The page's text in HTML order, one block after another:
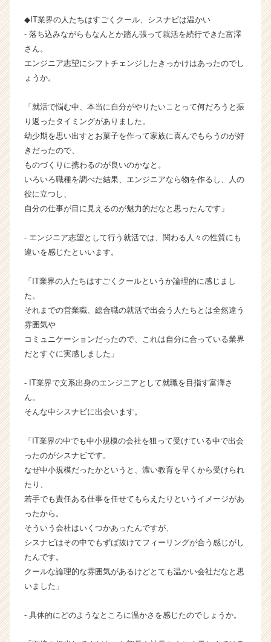
②
【株
会
ナ
ビ
の
ラ
ン】
ベ
ン
ー・
長
業
か
カ
ト
届
く
イ
チ
ア
ャ
h
◆IT業界の人たちはすごくクール、シスナビは温かい
- 落ち込みながらもなんとか踏ん張って就活を続行できた富澤
さん。
エンジニア志望にシフトチェンジしたきっかけはあったのでし
ょうか。
「就活で悩む中、本当に自分がやりたいことって何だろうと振
り返ったタイミングがありました。
幼少期を思い出すとお菓子を作って家族に喜んでもらうのが好
きだったので、
ものづくりに携わるのが良いのかなと。
いろいろ職種を調べた結果、エンジニアなら物を作るし、人の
役に立つし、
自分の仕事が目に見えるのが魅力的だなと思ったんです」
- エンジニア志望として行う就活では、関わる人々の性質にも
違いを感じたといいます。
「IT業界の人たちはすごくクールというか論理的に感じまし
た。
それまでの営業職、総合職の就活で出会う人たちとは全然違う
雰囲気や
コミュニケーションだったので、これは自分に合っている業界
だとすぐに実感しました」
- IT業界で文系出身のエンジニアとして就職を目指す富澤さ
ん。
そんな中シスナビに出会います。
「IT業界の中でも中小規模の会社を狙って受けている中で出会
ったのがシスナビです。
なぜ中小規模だったかというと、濃い教育を早くから受けられ
たり、
若手でも責任ある仕事を任せてもらえたりというイメージがあ
ったから。
そういう会社はいくつかあったんですが、
シスナビはその中でもずば抜けてフィーリングが合う感じがし
たんです。
クールな論理的な雰囲気があるけどとても温かい会社だなと思
いました」
- 具体的にどのようなところに温かさを感じたのでしょうか。